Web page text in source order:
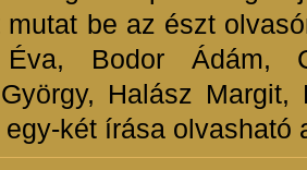
mutat be az észt
Éva, Bodor Ádám,
Halász
egy-két írása